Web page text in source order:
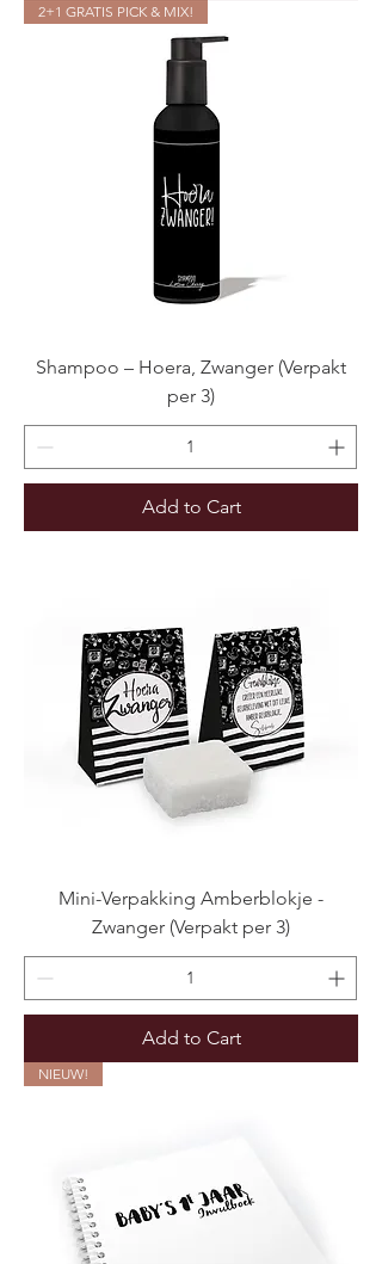
2+1 GRATIS PICK & MIX!
Shampoo – Hoera, Zwanger (Verpakt
per 3)
Add to Cart
Mini-Verpakking Amberblokje -
Zwanger (Verpakt per 3)
Add to Cart
NIEUW!